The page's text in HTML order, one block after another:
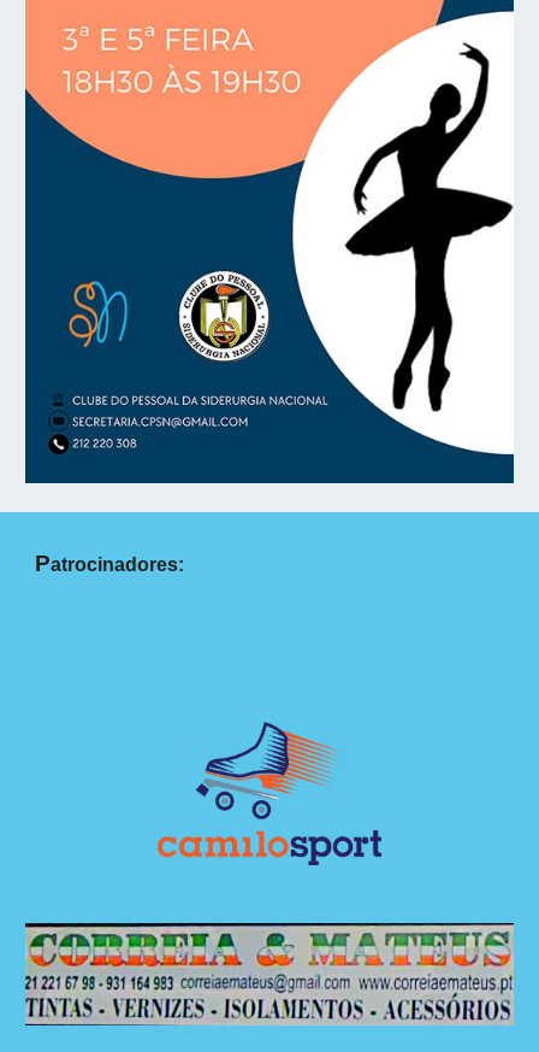
Patrocinadores: